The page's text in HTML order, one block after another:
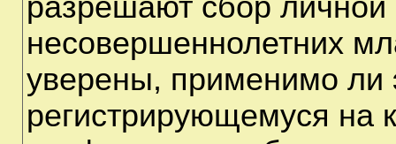
разрешают сбор
несовершеннолетних
уверены, применимо ли
регистрирующемуся на